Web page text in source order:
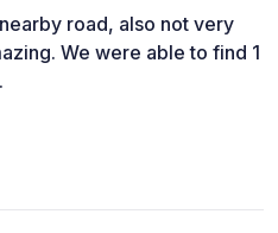
road, also not very
We were able to find 1